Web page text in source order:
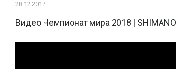
28.12.2017
Видео Чемпионат мира 2018 | SHIMANO